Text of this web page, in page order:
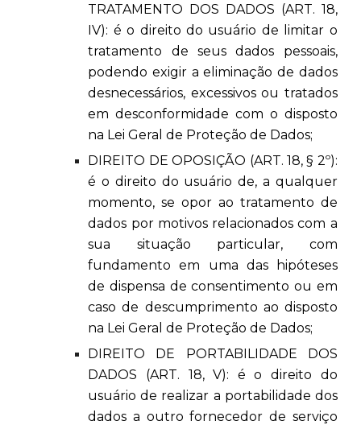
TRATAMENTO DOS DADOS (ART. 18,
IV): é o direito do usuário de limitar o
tratamento de seus dados pessoais,
podendo exigir a eliminação de dados
desnecessários, excessivos ou tratados
em desconformidade com o disposto
na Lei Geral de Proteção de Dados;
DIREITO DE OPOSIÇÃO (ART. 18, § 2º):
é o direito do usuário de, a qualquer
momento, se opor ao tratamento de
dados por motivos relacionados com a
sua situação particular, com
fundamento em uma das hipóteses
de dispensa de consentimento ou em
caso de descumprimento ao disposto
na Lei Geral de Proteção de Dados;
DIREITO DE PORTABILIDADE DOS
DADOS (ART. 18, V): é o direito do
usuário de realizar a portabilidade dos
dados a outro fornecedor de serviço